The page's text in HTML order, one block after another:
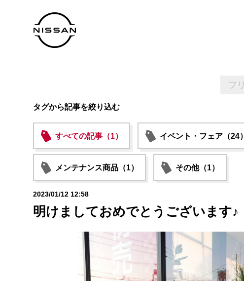
タグから記事を絞り込む
すべての記事（1） イベント・フェア（24）
メンテナンス商品（1） その他（1）
2023/01/12 12:58
明けましておめでとうございます♪